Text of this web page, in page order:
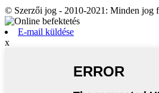
© Szerzői jog - 2010-2021: Minden jog
E-mail küldése
x